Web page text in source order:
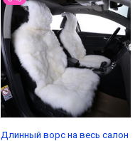
Длинный ворс на весь салон